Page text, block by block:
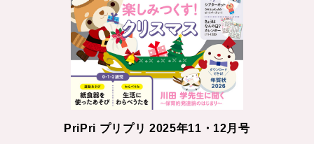
PriPri プリプリ 2025年11・12月号